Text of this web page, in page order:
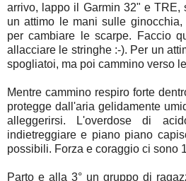
arrivo, lappo il Garmin 32" e TRE,
un attimo le mani sulle
per cambiare le scarpe. Faccio
allacciare le stringhe :-). Per un
spogliatoi, ma poi cammino verso
Mentre cammino respiro forte
protegge dall'aria gelidamente
alleggerirsi. L'overdose di
indietreggiare e piano piano
possibili. Forza e coraggio ci sono
Parto e alla 3° un gruppo di